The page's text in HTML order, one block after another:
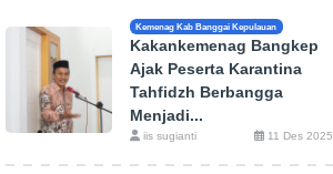
Kemenag Kab Banggai Kepulauan
Kakankemenag Bangkep
Ajak Peserta Karantina
Tahfidzh Berbangga
Menjadi...
iis sugianti 11 Des 2025